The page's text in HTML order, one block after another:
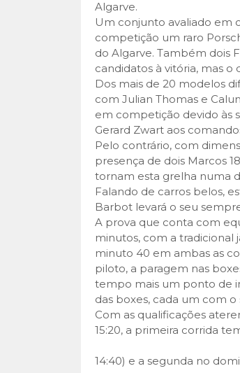
Algarve.
Um conjunto avaliado em
competição um raro
do Algarve. Também dois
candidatos à vitória, mas
Dos mais de 20 modelos
com Julian Thomas e
em competição devido às
Gerard Zwart aos
Pelo contrário, com
presença de dois Marcos
tornam esta grelha numa
Falando de carros belos,
Barbot levará o seu
A prova que conta com
minutos, com a
minuto 40 em ambas as
piloto, a paragem nas
tempo mais um ponto de
das boxes, cada um com
Com as qualificações
15:20, a primeira corrida
14:40) e a segunda no